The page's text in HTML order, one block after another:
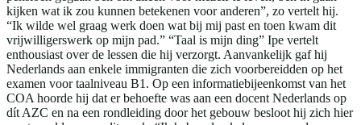
kijken wat ik zou kunnen betekenen voor anderen”, zo vertelt hij.
“Ik wilde wel graag werk doen wat bij mij past en toen kwam dit
vrijwilligerswerk op mijn pad.” “Taal is mijn ding” Ipe vertelt
enthousiast over de lessen die hij verzorgt. Aanvankelijk gaf hij
Nederlands aan enkele immigranten die zich voorbereidden op het
examen voor taalniveau B1. Op een informatiebijeenkomst van het
COA hoorde hij dat er behoefte was aan een docent Nederlands op
dít AZC en na een rondleiding door het gebouw besloot hij zich hier